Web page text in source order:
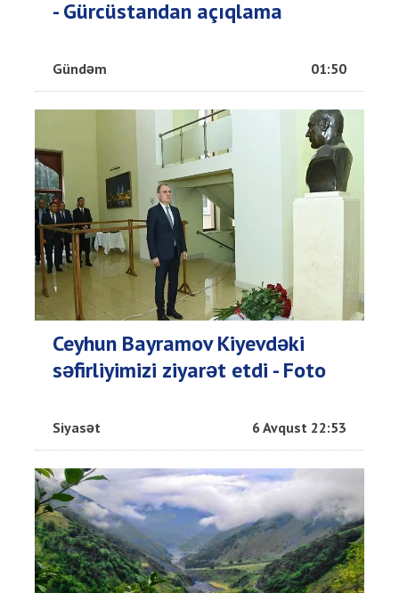
- Gürcüstandan açıqlama
Gündəm 01:50
Ceyhun Bayramov Kiyevdəki
səfirliyimizi ziyarət etdi - Foto
Siyasət 6 Avqust 22:53